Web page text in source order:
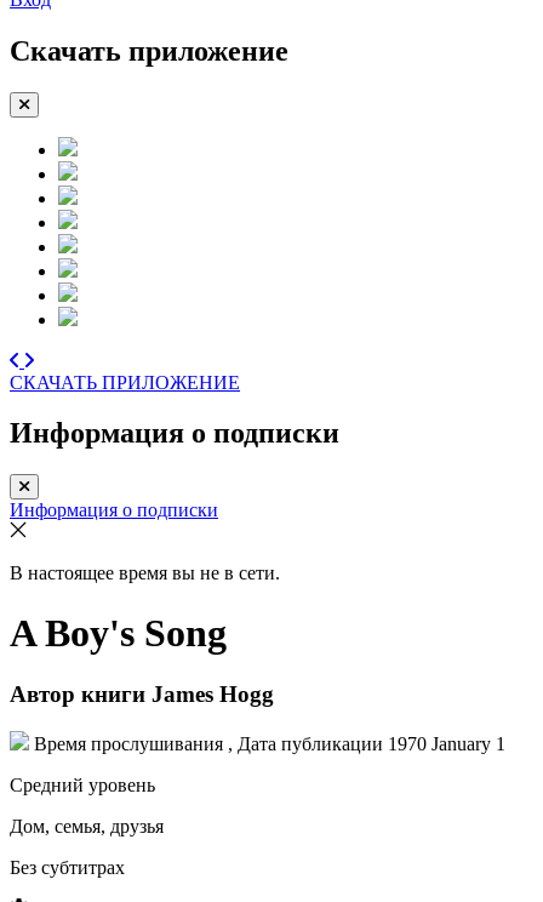
Скачать приложение
СКАЧАТЬ ПРИЛОЖЕНИЕ
Информация о подписки
Информация о подписки
В настоящее время вы не в сети.
A Boy's Song
Автор книги James Hogg
Время прослушивания , Дата публикации 1970 January 1
Средний уровень
Дом, семья, друзья
Без субтитрах